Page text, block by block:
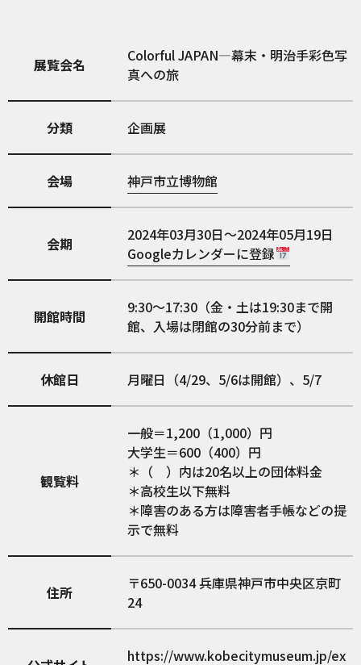
展覧会名
Colorful JAPAN—幕末・明治手彩色写
真への旅
分類 企画展
会場 神戸市立博物館
会期
2024年03月30日～2024年05月19日
Googleカレンダーに登録
開館時間
9:30～17:30（金・土は19:30まで開
館、入場は閉館の30分前まで）
休館日 月曜日（4/29、5/6は開館）、5/7
観覧料
一般＝1,200（1,000）円
大学生＝600（400）円
＊（ ）内は20名以上の団体料金
＊高校生以下無料
＊障害のある方は障害者手帳などの提
示で無料
住所 650-0034兵庫県神戸市中央区京町
24
https://www.kobecitymuseum.jp/ex